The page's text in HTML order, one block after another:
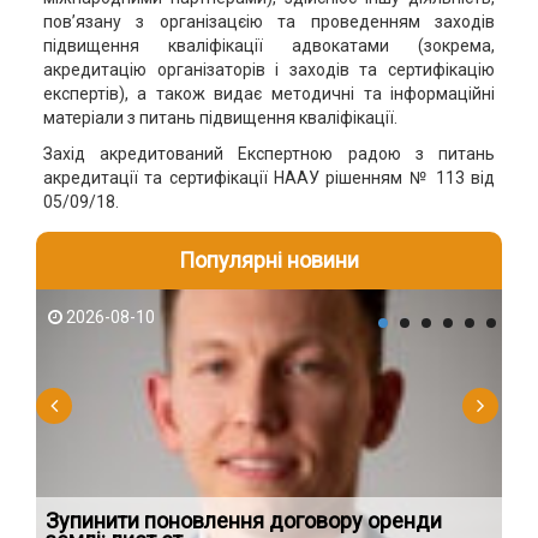
пов’язану з організацєію та проведенням заходів
підвищення кваліфікації адвокатами (зокрема,
акредитацію організаторів і заходів та сертифікацію
експертів), а також видає методичні та інформаційні
матеріали з питань підвищення кваліфікації.
Захід акредитований Експертною радою з питань
акредитації та сертифікації НААУ рішенням № 113 від
05/09/18.
Популярні новини
2026-08-10
Зупинити поновлення договору оренди